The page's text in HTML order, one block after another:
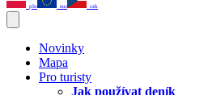
pln eur czk
Novinky
Mapa
Pro turisty
Jak používat deník